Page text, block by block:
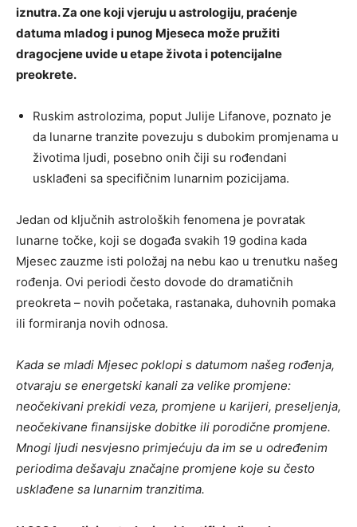
iznutra. Za one koji vjeruju u astrologiju, praćenje
datuma mladog i punog Mjeseca može pružiti
dragocjene uvide u etape života i potencijalne
preokrete.
Ruskim astrolozima, poput Julije Lifanove, poznato je
da lunarne tranzite povezuju s dubokim promjenama u
životima ljudi, posebno onih čiji su rođendani
usklađeni sa specifičnim lunarnim pozicijama.
Jedan od ključnih astroloških fenomena je povratak
lunarne točke, koji se događa svakih 19 godina kada
Mjesec zauzme isti položaj na nebu kao u trenutku našeg
rođenja. Ovi periodi često dovode do dramatičnih
preokreta – novih početaka, rastanaka, duhovnih pomaka
ili formiranja novih odnosa.
Kada se mladi Mjesec poklopi s datumom našeg rođenja,
otvaraju se energetski kanali za velike promjene:
neočekivani prekidi veza, promjene u karijeri, preseljenja,
neočekivane finansijske dobitke ili porodične promjene.
Mnogi ljudi nesvjesno primjećuju da im se u određenim
periodima dešavaju značajne promjene koje su često
usklađene sa lunarnim tranzitima.